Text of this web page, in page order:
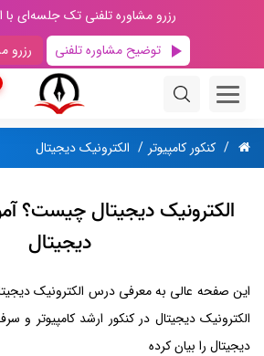
رزرو مشاوره تلفنی تک جلسه‌ای
توضیح مشاوره تلفنی
رزرو
کنکور کامپیوتر الکترونیک دیجیتال
الکترونیک دیجیتال چیست؟
دیجیتال
این صفحه عالی به معرفی درس الکترونیک
الکترونیک دیجیتال در کنکور ارشد کامپیوتر
دیجیتال را بیان کرده